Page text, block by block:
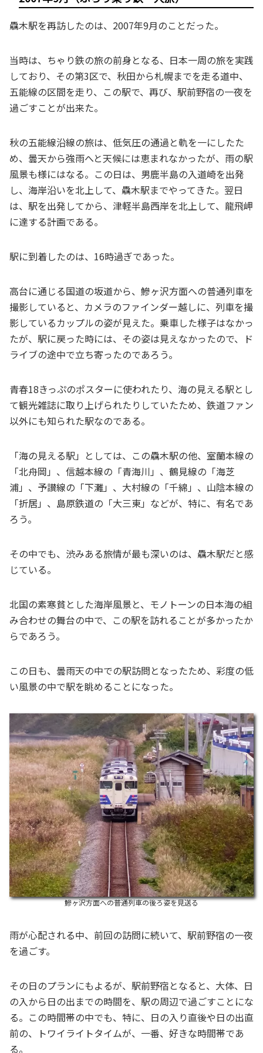
驫木駅を再訪したのは、2007年9月のことだった。
当時は、ちゃり鉄の旅の前身となる、日本一周の旅を実践
しており、その第3区で、秋田から札幌までを走る道中、
五能線の区間を走り、この駅で、再び、駅前野宿の一夜を
過ごすことが出来た。
秋の五能線沿線の旅は、低気圧の通過と軌を一にしたた
め、曇天から強雨へと天候には恵まれなかったが、雨の駅
風景も様にはなる。この日は、男鹿半島の入道崎を出発
し、海岸沿いを北上して、驫木駅までやってきた。翌日
は、駅を出発してから、津軽半島西岸を北上して、龍飛岬
に達する計画である。
駅に到着したのは、16時過ぎであった。
高台に通じる国道の坂道から、鰺ヶ沢方面への普通列車を
撮影していると、カメラのファインダー越しに、列車を撮
影しているカップルの姿が見えた。乗車した様子はなかっ
たが、駅に戻った時には、その姿は見えなかったので、ド
ライブの途中で立ち寄ったのであろう。
青春18きっぷのポスターに使われたり、海の見える駅とし
て観光雑誌に取り上げられたりしていたため、鉄道ファン
以外にも知られた駅なのである。
「海の見える駅」としては、この驫木駅の他、室蘭本線の
「北舟岡」、信越本線の「青海川」、鶴見線の「海芝
浦」、予讃線の「下灘」、大村線の「千綿」、山陰本線の
「折居」、島原鉄道の「大三東」などが、特に、有名であ
ろう。
その中でも、渋みある旅情が最も深いのは、驫木駅だと感
じている。
北国の素寒貧とした海岸風景と、モノトーンの日本海の組
み合わせの舞台の中で、この駅を訪れることが多かったか
らであろう。
この日も、曇雨天の中での駅訪問となったため、彩度の低
い風景の中で駅を眺めることになった。
鰺ヶ沢方面への普通列車の後ろ姿を見送る
雨が心配される中、前回の訪問に続いて、駅前野宿の一夜
を過ごす。
その日のプランにもよるが、駅前野宿となると、大体、日
の入から日の出までの時間を、駅の周辺で過ごすことにな
る。この時間帯の中でも、特に、日の入り直後や日の出直
前の、トワイライトタイムが、一番、好きな時間帯であ
る。